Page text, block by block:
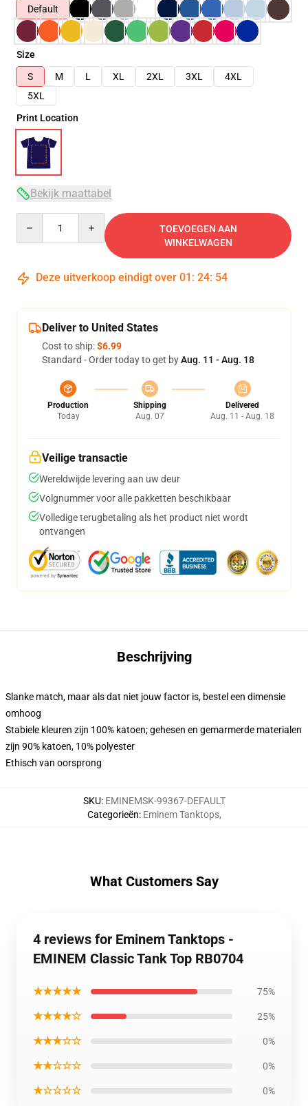
Default
Size
S
M L XL 2XL 3XL
4XL
5XL
Print Location
Bekijk maattabel
TOEVOEGEN AAN
WINKELWAGEN
Deze uitverkoop eindigt over 01 : 24: 53
Deliver to United States
Cost to ship:$6.99
Standard - Order today to get byAug. 11 - Aug. 18
Production
Today
Shipping
Aug. 07
Delivered
Aug. 11 - Aug. 18
Veilige transactie
Wereldwijde levering aan uw deur
Volgnummer voor alle pakketten beschikbaar
Volledige terugbetaling als het product niet wordt
ontvangen
Beschrijving
Slanke match, maar als dat niet jouw factor is, bestel een dimensie
omhoog
Stabiele kleuren zijn 100% katoen; gehesen en gemarmerde materialen
zijn 90% katoen, 10% polyester
Ethisch van oorsprong
SKU: EMINEMSK-99367-DEFAULT
Categorieën: Eminem Tanktops,
What Customers Say
4 reviews for Eminem Tanktops -
EMINEM Classic Tank Top RB0704
★★★★★ 75%
★★★★☆ 25%
★★★☆☆ 0%
★★☆☆☆ 0%
★☆☆☆☆ 0%